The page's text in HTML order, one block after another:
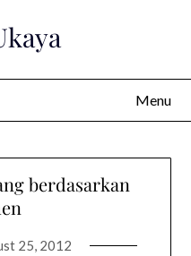
Menu
berdasarkan
25, 2012